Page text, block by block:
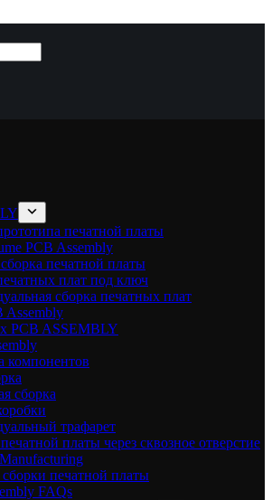
печатной платы
PCB Assembly
печатной платы
плат под ключ
сборка печатных плат
Assembly
PCB ASSEMBLY
компонентов
сборка
трафарет
платы через сквозное отверстие
печатной платы
FAQs